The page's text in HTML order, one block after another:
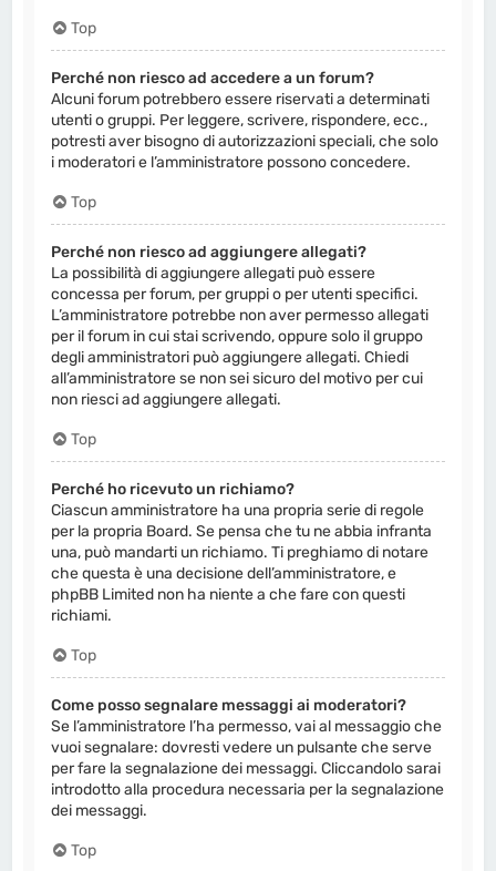
Top
Perché non riesco ad accedere a un forum?
Alcuni forum potrebbero essere riservati a determinati
utenti o gruppi. Per leggere, scrivere, rispondere, ecc.,
potresti aver bisogno di autorizzazioni speciali, che solo
i moderatori e l’amministratore possono concedere.
Top
Perché non riesco ad aggiungere allegati?
La possibilità di aggiungere allegati può essere
concessa per forum, per gruppi o per utenti specifici.
L’amministratore potrebbe non aver permesso allegati
per il forum in cui stai scrivendo, oppure solo il gruppo
degli amministratori può aggiungere allegati. Chiedi
all’amministratore se non sei sicuro del motivo per cui
non riesci ad aggiungere allegati.
Top
Perché ho ricevuto un richiamo?
Ciascun amministratore ha una propria serie di regole
per la propria Board. Se pensa che tu ne abbia infranta
una, può mandarti un richiamo. Ti preghiamo di notare
che questa è una decisione dell’amministratore, e
phpBB Limited non ha niente a che fare con questi
richiami.
Top
Come posso segnalare messaggi ai moderatori?
Se l’amministratore l’ha permesso, vai al messaggio che
vuoi segnalare: dovresti vedere un pulsante che serve
per fare la segnalazione dei messaggi. Cliccandolo sarai
introdotto alla procedura necessaria per la segnalazione
dei messaggi.
Top